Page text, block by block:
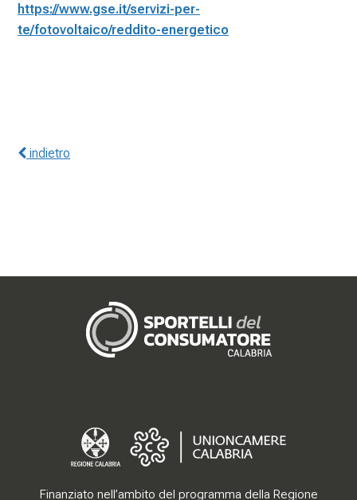
https://www.gse.it/servizi-per-
te/fotovoltaico/reddito-energetico
indietro
Finanziato nell’ambito del programma della Regione